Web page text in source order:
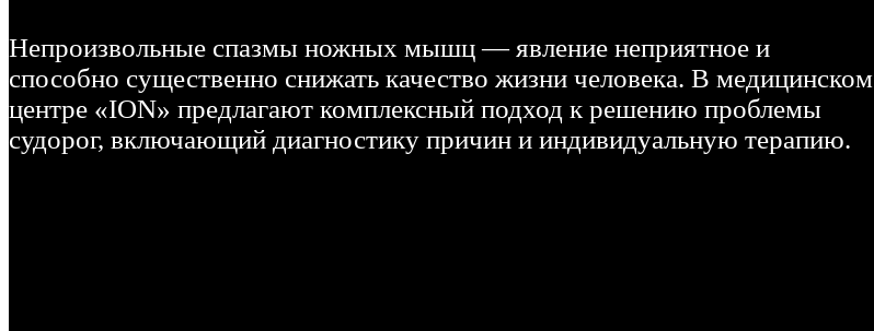
Непроизвольные спазмы ножных мышц — явление неприятное и
способно существенно снижать качество жизни человека. В медицинском
центре «ION» предлагают комплексный подход к решению проблемы
судорог, включающий диагностику причин и индивидуальную терапию.